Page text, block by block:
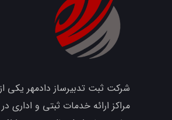
شرکت ثبت تدبیرساز دادمهر یکی
مراکز ارائه خدمات ثبتی و اداری در